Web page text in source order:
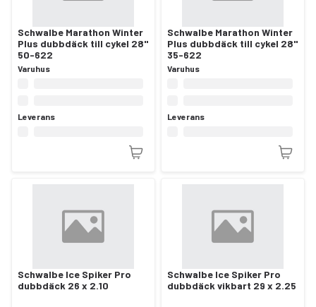
Schwalbe Marathon Winter
Plus dubbdäck till cykel 28"
50-622
Varuhus
Leverans
Schwalbe Marathon Winter
Plus dubbdäck till cykel 28"
35-622
Varuhus
Leverans
Schwalbe Ice Spiker Pro
dubbdäck 26 x 2.10
Schwalbe Ice Spiker Pro
dubbdäck vikbart 29 x 2.25